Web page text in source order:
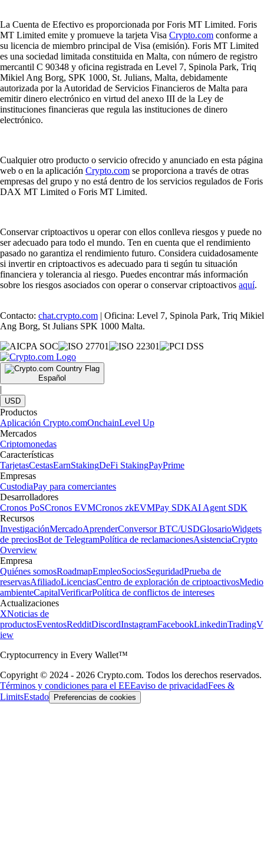
La Cuenta de Efectivo es proporcionada por Foris MT Limited. Foris
MT Limited emite y promueve la tarjeta Visa Crypto.com conforme a
su licencia de miembro principal de Visa (emisión). Foris MT Limited
es una sociedad limitada constituida en Malta, con número de registro
mercantil C 90348 y oficina registrada en Level 7, Spinola Park, Triq
Mikiel Ang Borg, SPK 1000, St. Julians, Malta, debidamente
autorizada por la Autoridad de Servicios Financieros de Malta para
emitir dinero electrónico en virtud del anexo III de la Ley de
instituciones financieras que regula las instituciones de dinero
electrónico.
Cualquier otro producto o servicio ofrecido y anunciado en esta página
web o en la aplicación Crypto.com se proporciona a través de otras
empresas del grupo y no está dentro de los servicios regulados de Foris
DAX MT Limited o Foris MT Limited.
Conservar criptoactivos u operar con ellos conlleva riesgos y puede no
ser adecuado para todo el mundo. Ten en cuenta que el rendimiento
pasado no garantiza el rendimiento futuro. Considera cuidadosamente
si invertir en criptoactivos es adecuado para ti según tu situación
financiera y tolerancia al riesgo. Puedes encontrar más información
sobre los riesgos asociados con operar o conservar criptoactivos aquí.
Contacto: chat.crypto.com | Oficina: Level 7, Spinola Park, Triq Mikiel
Ang Borg, St Julians SPK 1000 Malta.
Español
|
USD
Productos
Aplicación Crypto.comOnchainLevel Up
Mercados
Criptomonedas
Características
TarjetasCestasEarnStakingDeFi StakingPayPrime
Empresas
CustodiaPay para comerciantes
Desarrolladores
Cronos PoSCronos EVMCronos zkEVMPay SDKAI Agent SDK
Recursos
InvestigaciónMercadoAprenderConversor BTC/USDGlosarioWidgets
de preciosBot de TelegramPolítica de reclamacionesAsistenciaCrypto
Overview
Empresa
Quiénes somosRoadmapEmpleoSociosSeguridadPrueba de
reservasAfiliadoLicenciasCentro de exploración de criptoactivosMedio
ambienteCapitalVerificarPolítica de conflictos de intereses
Actualizaciones
XNoticias de
productosEventosRedditDiscordInstagramFacebookLinkedinTradingV
iew
Cryptocurrency in Every Wallet™
Copyright © 2024 - 2026 Crypto.com. Todos los derechos reservados.
Términos y condiciones para el EEEaviso de privacidadFees &
LimitsEstado Preferencias de cookies